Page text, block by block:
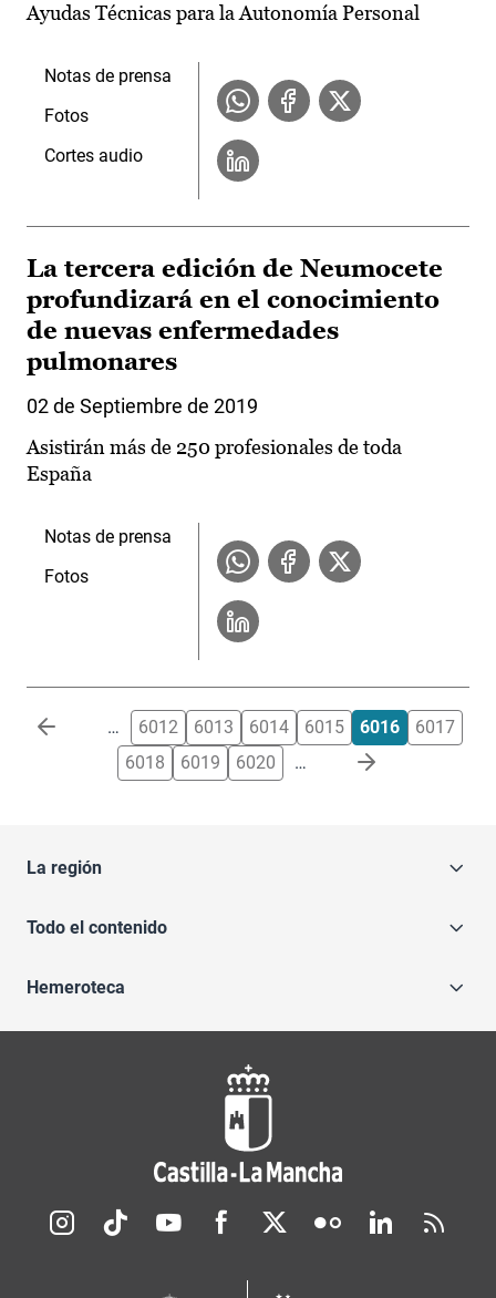
Ayudas Técnicas para la Autonomía Personal
Notas de prensa
Fotos
Cortes audio
La tercera edición de Neumocete
profundizará en el conocimiento
de nuevas enfermedades
pulmonares
02 de Septiembre de 2019
Asistirán más de 250 profesionales de toda
España
Notas de prensa
Fotos
Paginación … 6012 6013 6014 6015 6016
6017
6018
6019 6020 …
La región
Todo el contenido
Hemeroteca
Redes sociales JCCM